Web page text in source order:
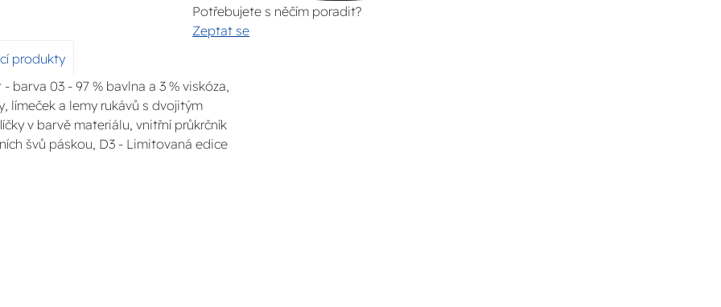
Potřebujete s něčím poradit?
Zeptat se
produkty
barva 03 - 97 % bavlna a 3 % viskóza,
límeček a lemy rukávů s dvojitým
v barvě materiálu, vnitřní průkrčník
švů páskou, D3 - Limitovaná edice